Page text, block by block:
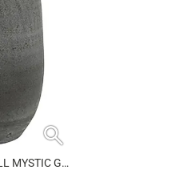
search
ВАЗА ESRA POT TALL MYSTIC GREY